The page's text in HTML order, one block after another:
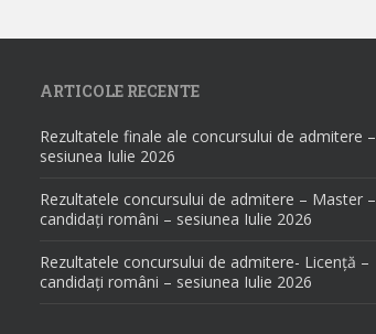
ARTICOLE RECENTE
Rezultatele finale ale concursului de admitere –
sesiunea Iulie 2026
Rezultatele concursului de admitere – Master –
candidați români – sesiunea Iulie 2026
Rezultatele concursului de admitere- Licență –
candidați români – sesiunea Iulie 2026